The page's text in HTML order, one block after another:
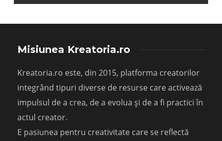
Misiunea Kreatoria.ro
Kreatoria.ro este, din 2015, platforma creatorilor
integrând tipuri diverse de resurse care activează
impulsul de a crea, de a evolua și de a fi practici în
actul creator.
E pasiunea pentru creativitate care se reflectă